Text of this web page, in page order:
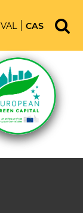
VAL CAS